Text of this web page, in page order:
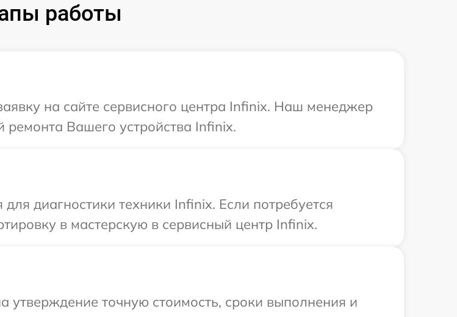
работы
на сайте сервисного центра Infinix. Наш менеджер
ремонта Вашего устройства Infinix.
диагностики техники Infinix. Если потребуется
в мастерскую в сервисный центр Infinix.
утверждение точную стоимость, сроки выполнения и